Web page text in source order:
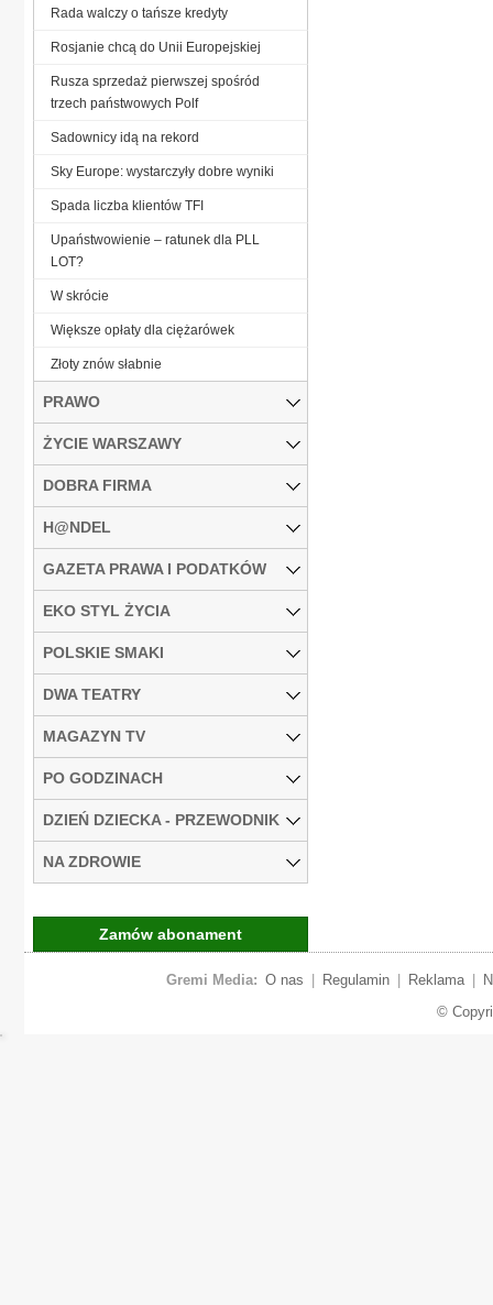
Rada walczy o tańsze kredyty
Rosjanie chcą do Unii Europejskiej
Rusza sprzedaż pierwszej spośród
trzech państwowych Polf
Sadownicy idą na rekord
Sky Europe: wystarczyły dobre wyniki
Spada liczba klientów TFI
Upaństwowienie – ratunek dla PLL
LOT?
W skrócie
Większe opłaty dla ciężarówek
Złoty znów słabnie
PRAWO
ŻYCIE WARSZAWY
DOBRA FIRMA
H@NDEL
GAZETA PRAWA I PODATKÓW
EKO STYL ŻYCIA
POLSKIE SMAKI
DWA TEATRY
MAGAZYN TV
PO GODZINACH
DZIEŃ DZIECKA - PRZEWODNIK
NA ZDROWIE
Zamów abonament
Gremi Media: O nas Regulamin Reklama
©